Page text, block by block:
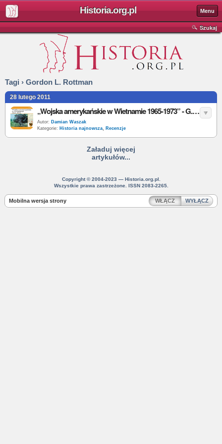
Historia.org.pl Menu
Szukaj
Tagi › Gordon L. Rottman
28 lutego 2011
„Wojska amerykańskie w Wietnamie 1965-1973” - G.L. Rottman - recenzja
Autor: Damian Waszak
Kategorie: Historia najnowsza, Recenzje
Załaduj więcej
artykułów...
Copyright © 2004-2023 — Historia.org.pl.
Wszystkie prawa zastrzeżone. ISSN 2083-2265.
Mobilna wersja strony WŁĄCZ WYŁĄCZ